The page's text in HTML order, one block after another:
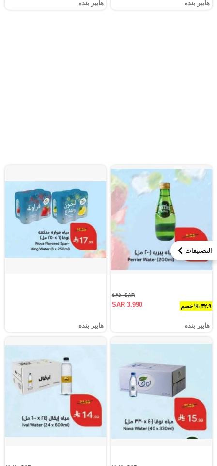
التصنيفات
هايبر بنده هايبر بنده
٣٢.٩ % خصم
SAR ٥.٩٥٠
SAR 3.990
هايبر بنده هايبر بنده